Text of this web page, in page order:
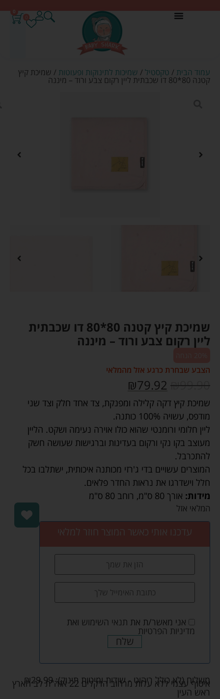
0
עמוד הבית / טקסטיל / שמיכות לתינוקות ופעוטות / שמיכת קיץ
קטנה 80*80 דו שכבתית ליין רקום צבע ורוד – מיננה
שמיכת קיץ קטנה 80*80 דו שכבתית
ליין רקום צבע ורוד – מיננה
הצבע שבחרת כרגע אזל מהמלאי
₪99.90
₪79.92
שמיכת קיץ דקה קלילה ומפנקת, צד אחד חלק וצד שני
מודפס, עשויה 100% כותנה.
ליין חלומי ורומנטי שהוא כולו אוירה נעימה ושקט. הליין
מעוצב בקו נקי ורקום בעדינות וברגישות שעושה חשק
להתכרבל.
המוצרים עשויים בדי ג'רזי מכותנה איכותית, ישתלבו בכל
חלל וישדרגו את נראות החדר פלאים.
מידות: אורך 80 ס"מ , רוחב 80 ס"מ
המלאי אזל
עדכנו אותי כאשר המוצר חוזר למלאי
אני מאשר/ת את תנאי השימוש ואת
מדיניות הפרטיות
שלח
משלוח (לא כולל ריהוט - שידות ומיטות תינוק): ₪29.99
איסוף עצמי ללא עלות מרחוב הדקלים 22 אזה"ת לב הארץ
ראש העין